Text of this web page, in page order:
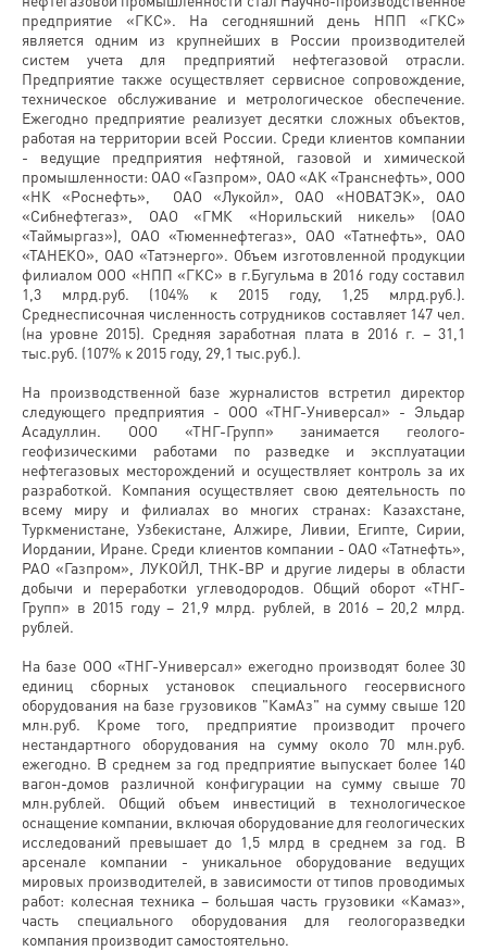
предприятие «ГКС». На сегодняшний день НПП «ГКС»
является одним из крупнейших в России производителей
систем учета для предприятий нефтегазовой отрасли.
Предприятие также осуществляет сервисное сопровождение,
техническое обслуживание и метрологическое обеспечение.
Ежегодно предприятие реализует десятки сложных объектов,
работая на территории всей России. Среди клиентов компании
- ведущие предприятия нефтяной, газовой и химической
промышленности: ОАО «Газпром», ОАО «АК «Транснефть», ООО
«НК «Роснефть», ОАО «Лукойл», ОАО «НОВАТЭК», ОАО
«Сибнефтегаз», ОАО «ГМК «Норильский никель» (ОАО
«Таймыргаз»), ОАО «Тюменнефтегаз», ОАО «Татнефть», ОАО
«ТАНЕКО», ОАО «Татэнерго». Объем изготовленной продукции
филиалом ООО «НПП «ГКС» в г.Бугульма в 2016 году составил
1,3 млрд.руб. (104% к 2015 году, 1,25 млрд.руб.).
Среднесписочная численность сотрудников составляет 147 чел.
(на уровне 2015). Средняя заработная плата в 2016 г. – 31,1
тыс.руб. (107% к 2015 году, 29,1 тыс.руб.).
На производственной базе журналистов встретил директор
следующего предприятия - ООО «ТНГ-Универсал» - Эльдар
Асадуллин. ООО «ТНГ-Групп» занимается геолого-
геофизическими работами по разведке и эксплуатации
нефтегазовых месторождений и осуществляет контроль за их
разработкой. Компания осуществляет свою деятельность по
всему миру и филиалах во многих странах: Казахстане,
Туркменистане, Узбекистане, Алжире, Ливии, Египте, Сирии,
Иордании, Иране. Среди клиентов компании - ОАО «Татнефть»,
РАО «Газпром», ЛУКОЙЛ, ТНК-ВР и другие лидеры в области
добычи и переработки углеводородов. Общий оборот «ТНГ-
Групп» в 2015 году – 21,9 млрд. рублей, в 2016 – 20,2 млрд.
рублей.
На базе ООО «ТНГ-Универсал» ежегодно производят более 30
единиц сборных установок специального геосервисного
оборудования на базе грузовиков "КамАз" на сумму свыше 120
млн.руб. Кроме того, предприятие производит прочего
нестандартного оборудования на сумму около 70 млн.руб.
ежегодно. В среднем за год предприятие выпускает более 140
вагон-домов различной конфигурации на сумму свыше 70
млн.рублей. Общий объем инвестиций в технологическое
оснащение компании, включая оборудование для геологических
исследований превышает до 1,5 млрд в среднем за год. В
арсенале компании - уникальное оборудование ведущих
мировых производителей, в зависимости от типов проводимых
работ: колесная техника – большая часть грузовики «Камаз»,
часть специального оборудования для геологоразведки
компания производит самостоятельно.